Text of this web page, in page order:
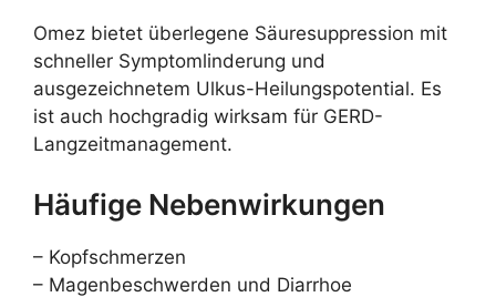
Omez bietet überlegene Säuresuppression mit
schneller Symptomlinderung und
ausgezeichnetem Ulkus-Heilungspotential. Es
ist auch hochgradig wirksam für GERD-
Langzeitmanagement.
Häufige Nebenwirkungen
– Kopfschmerzen
– Magenbeschwerden und Diarrhoe